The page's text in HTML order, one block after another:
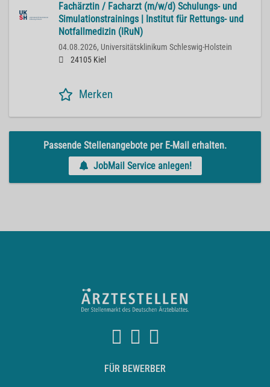
Fachärztin / Facharzt (m/w/d) Schulungs- und
Simulationstrainings | Institut für Rettungs- und
Notfallmedizin (IRuN)
04.08.2026, Universitätsklinikum Schleswig-Holstein
24105 Kiel
Merken
Passende Stellenangebote per E-Mail erhalten.
JobMail Service anlegen!
FÜR BEWERBER